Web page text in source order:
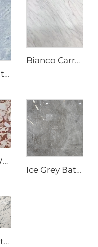
Marmer Batu Alam Blue Crystal Abu-Abu Putih dengan Tekstur Abu-Abu Biru dan Bintik Cerah
Bianco Carrara Batu Alam Marmer Putih dengan Urat Abu-Abu Muda
Burberry White Batu Alam Marmer Putih dengan Pola Merah-Coklat Tidak Beraturan
Ice Grey Batu Alam Marmer Abu-Abu dengan Urat Retakan Putih Tidak Beraturan
Alaska White Batu Alam Marmer Putih dengan Tekstur Bercak Abu-Abu Pecah-Pecah Tidak Beraturan